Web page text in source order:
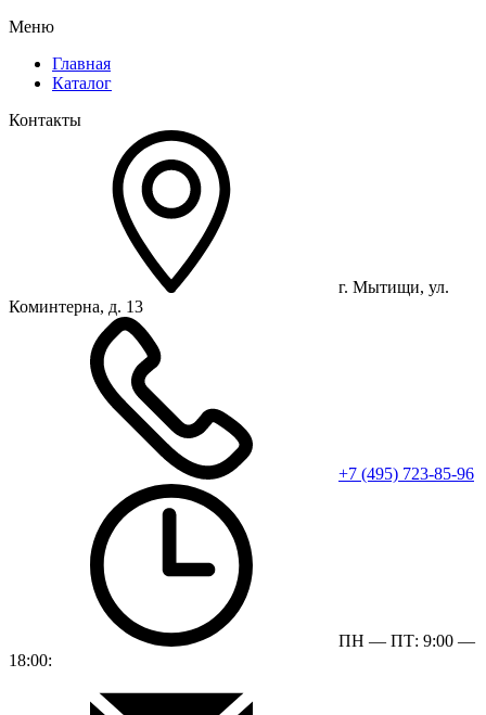
Меню
Главная
Каталог
Контакты
г. Мытищи, ул.
Коминтерна, д. 13
+7 (495) 723-85-96
ПН — ПТ: 9:00 —
18:00: